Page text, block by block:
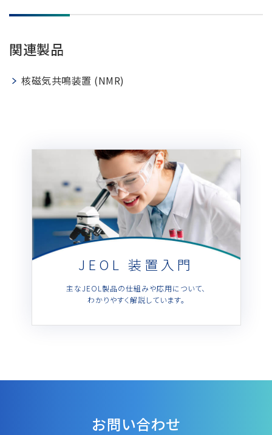
Interview
カタログダウンロード
JEOL 装置入門
用語集
お薦め消耗品
生産終了製品
関連製品
核磁気共鳴装置 (NMR)
JEOL 装置入門
主なJEOL製品の仕組みや応用について、
わかりやすく解説しています。
お問い合わせ